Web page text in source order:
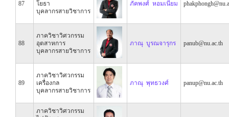
87
โยธา
บุคลากรสายวิชาการ
ภัคพงศ์ หอมเนียม
88
ภาควิชาวิศวกรรม
อุตสาหการ
บุคลากรสายวิชาการ
ภาณุ บูรณจารุกร panub@nu.ac.th
89
ภาควิชาวิศวกรรม
เครื่องกล
บุคลากรสายวิชาการ
ภาณุ พุทธวงศ์ panup@nu.ac.th
ภาควิชาวิศวกรรม